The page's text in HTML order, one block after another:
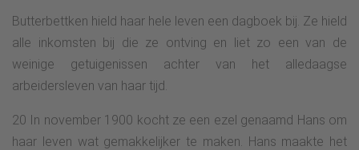
Butterbettken hield haar hele leven een dagboek bij. Ze hield
alle inkomsten bij die ze ontving en liet zo een van de
weinige getuigenissen achter van het alledaagse
arbeidersleven van haar tijd.
20 In november 1900 kocht ze een ezel genaamd Hans om
haar leven wat gemakkelijker te maken. Hans maakte het